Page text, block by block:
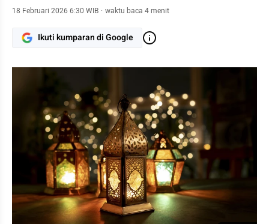
18 Februari 2026 6:30 WIB · waktu baca 4 menit
Ikuti kumparan di Google